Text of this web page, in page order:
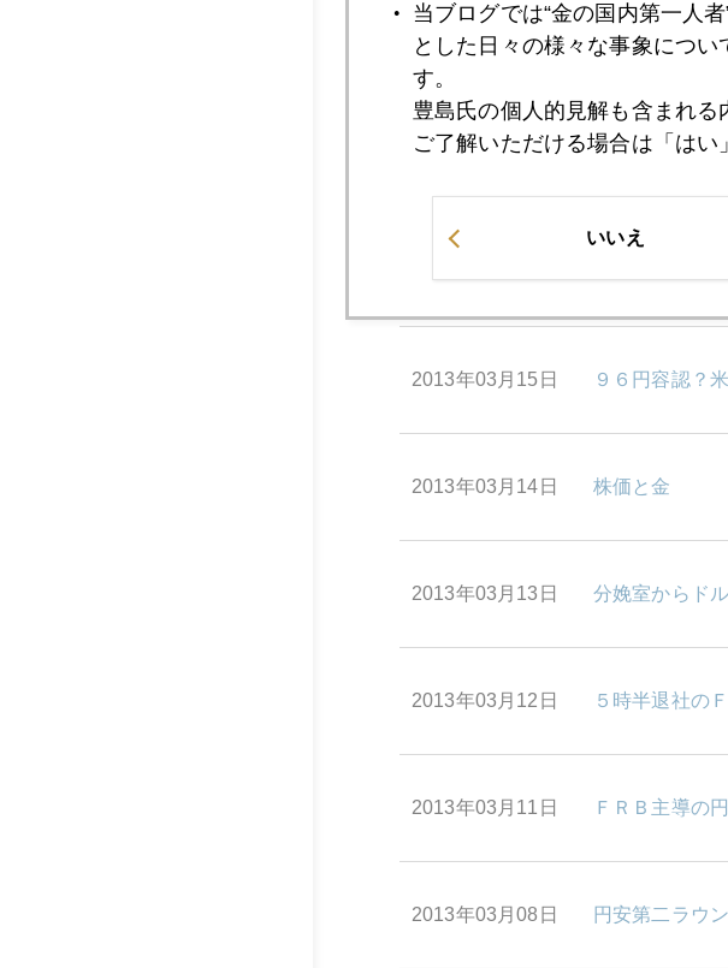
2013年03月21日 キプロスが発
2013年03月15日 ９６円容認？
2013年03月14日 株価と金
2013年03月13日 分娩室からド
2013年03月12日 ５時半退社の
2013年03月11日 ＦＲＢ主導の
2013年03月08日 円安第二ラウ
当ブログでは“金の国内第一人
とした日々の様々な事象につ
す。
豊島氏の個人的見解も含まれる
ご了解いただける場合は「はい
いいえ